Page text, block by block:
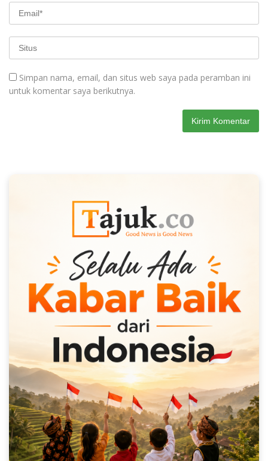
Simpan nama, email, dan situs web saya pada peramban ini
untuk komentar saya berikutnya.